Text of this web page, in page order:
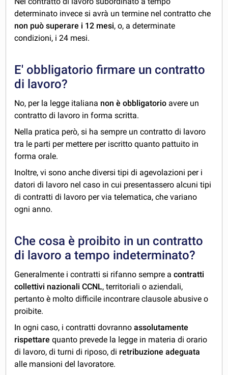
determinato invece si avrà un termine nel contratto che
non può superare i 12 mesi, o, a determinate
condizioni, i 24 mesi.
E' obbligatorio firmare un contratto
di lavoro?
No, per la legge italiana non è obbligatorio avere un
contratto di lavoro in forma scritta.
Nella pratica però, si ha sempre un contratto di lavoro
tra le parti per mettere per iscritto quanto pattuito in
forma orale.
Inoltre, vi sono anche diversi tipi di agevolazioni per i
datori di lavoro nel caso in cui presentassero alcuni tipi
di contratti di lavoro per via telematica, che variano
ogni anno.
Che cosa è proibito in un contratto
di lavoro a tempo indeterminato?
Generalmente i contratti si rifanno sempre acontratti
collettivi nazionali CCNL, territoriali o aziendali,
pertanto è molto difficile incontrare clausole abusive o
proibite.
In ogni caso, i contratti dovrannoassolutamente
rispettarequanto prevede la legge in materia di orario
di lavoro, di turni di riposo, di retribuzione adeguata
alle mansioni del lavoratore.